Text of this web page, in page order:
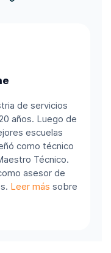
de servicios
años. Luego de
escuelas
como técnico
Técnico.
asesor de
Leer más sobre